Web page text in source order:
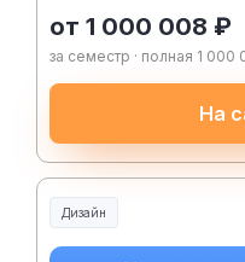
от 1 000 008 ₽
за семестр · полная 1 000
На
Дизайн